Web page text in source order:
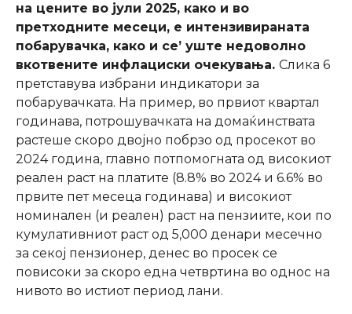
на цените во јули 2025, како и во
претходните месеци, е интензивираната
побарувачка, како и сe’ уште недоволно
вкотвените инфлациски очекувања. Слика 6
претставува избрани индикатори за
побарувачката. На пример, во првиот квартал
годинава, потрошувачката на домаќинствата
растеше скоро двојно побрзо од просекот во
2024 година, главно потпомогната од високиот
реален раст на платите (8.8% во 2024 и 6.6% во
првите пет месеца годинава) и високиот
номинален (и реален) раст на пензиите, кои по
кумулативниот раст од 5,000 денари месечно
за секој пензионер, денес во просек се
повисоки за скоро една четвртина во однос на
нивото во истиот период лани.